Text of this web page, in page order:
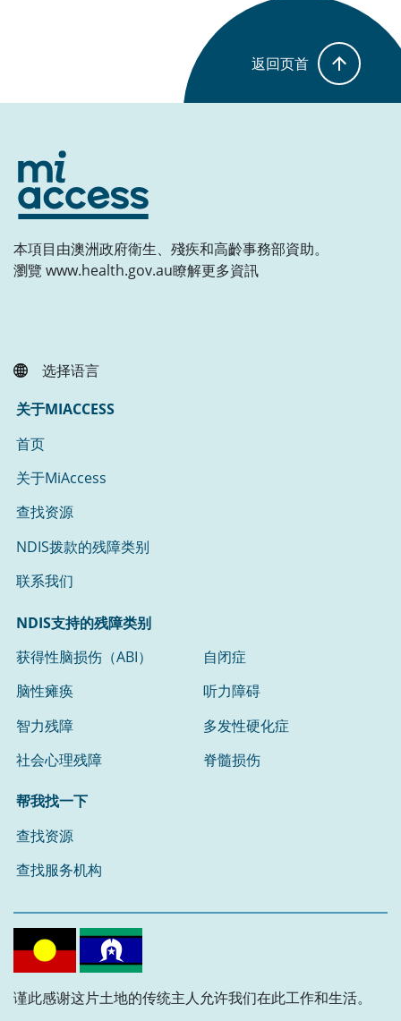
返回页首
本項目由澳洲政府衛生、殘疾和高齡事務部資助。
瀏覽 www.health.gov.au瞭解更多資訊
选择语言
关于MIACCESS
首页
关于MiAccess
查找资源
NDIS拨款的残障类别
联系我们
NDIS支持的残障类别
获得性脑损伤（ABI）
自闭症
脑性瘫痪
听力障碍
智力残障
多发性硬化症
社会心理残障
脊髓损伤
帮我找一下
查找资源
查找服务机构
谨此感谢这片土地的传统主人允许我们在此工作和生活。